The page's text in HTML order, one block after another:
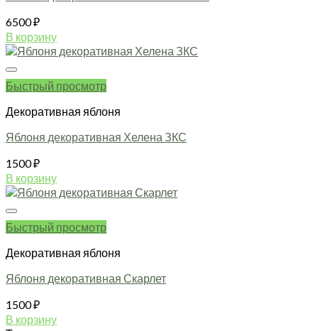
6500₽
В корзину
Быстрый просмотр
Декоративная яблоня
Яблоня декоративная Хелена ЗКС
1500₽
В корзину
Быстрый просмотр
Декоративная яблоня
Яблоня декоративная Скарлет
1500₽
В корзину